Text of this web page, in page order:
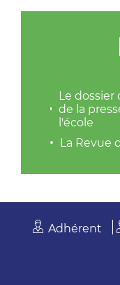
Le dossier
de la
l'école
La Revue
Adhérent